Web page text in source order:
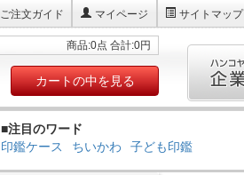
ご注文ガイド マイページ サイトマップ
商品:0点 合計:0円
カートの中を見る
■注目のワード
印鑑ケース
ちいかわ 子ども印鑑